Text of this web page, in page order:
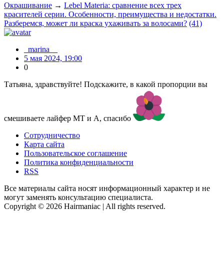
Окрашивание → Lebel Materia: сравнение всех трех
красителей серии. Особенности, преимущества и недостатки.
Разберемся, может ли краска ухаживать за волосами? (41)
_marina__
5 мая 2024, 19:00
0
Татьяна, здравствуйте! Подскажите, в какой пропорции вы
смешиваете лайфер MT и A, спасибо
Сотрудничество
Карта сайта
Пользовательское соглашение
Политика конфиденциальности
RSS
Все материалы сайта носят информационный характер и не
могут заменять консультацию специалиста.
Copyright © 2026 Hairmaniac | All rights reserved.